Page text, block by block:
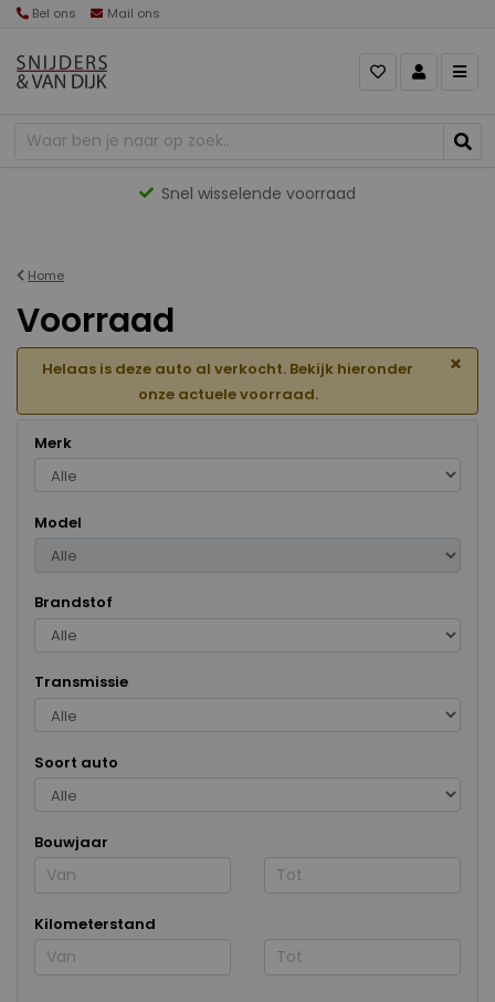
Bel ons Mail ons
Gevarieerd aanbod
Home
Voorraad
Helaas is deze auto al verkocht. Bekijk hieronder
onze actuele voorraad.
×
Merk
Model
Brandstof
Transmissie
Soort auto
Bouwjaar
Kilometerstand